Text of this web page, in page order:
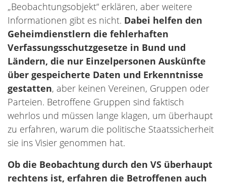
„Beobachtungsobjekt“ erklären, aber weitere
Informationen gibt es nicht. Dabei helfen den
Geheimdienstlern die fehlerhaften
Verfassungsschutzgesetze in Bund und
Ländern, die nur Einzelpersonen Auskünfte
über gespeicherte Daten und Erkenntnisse
gestatten, aber keinen Vereinen, Gruppen oder
Parteien. Betroffene Gruppen sind faktisch
wehrlos und müssen lange klagen, um überhaupt
zu erfahren, warum die politische Staatssicherheit
sie ins Visier genommen hat.
Ob die Beobachtung durch den VS überhaupt
rechtens ist, erfahren die Betroffenen auch